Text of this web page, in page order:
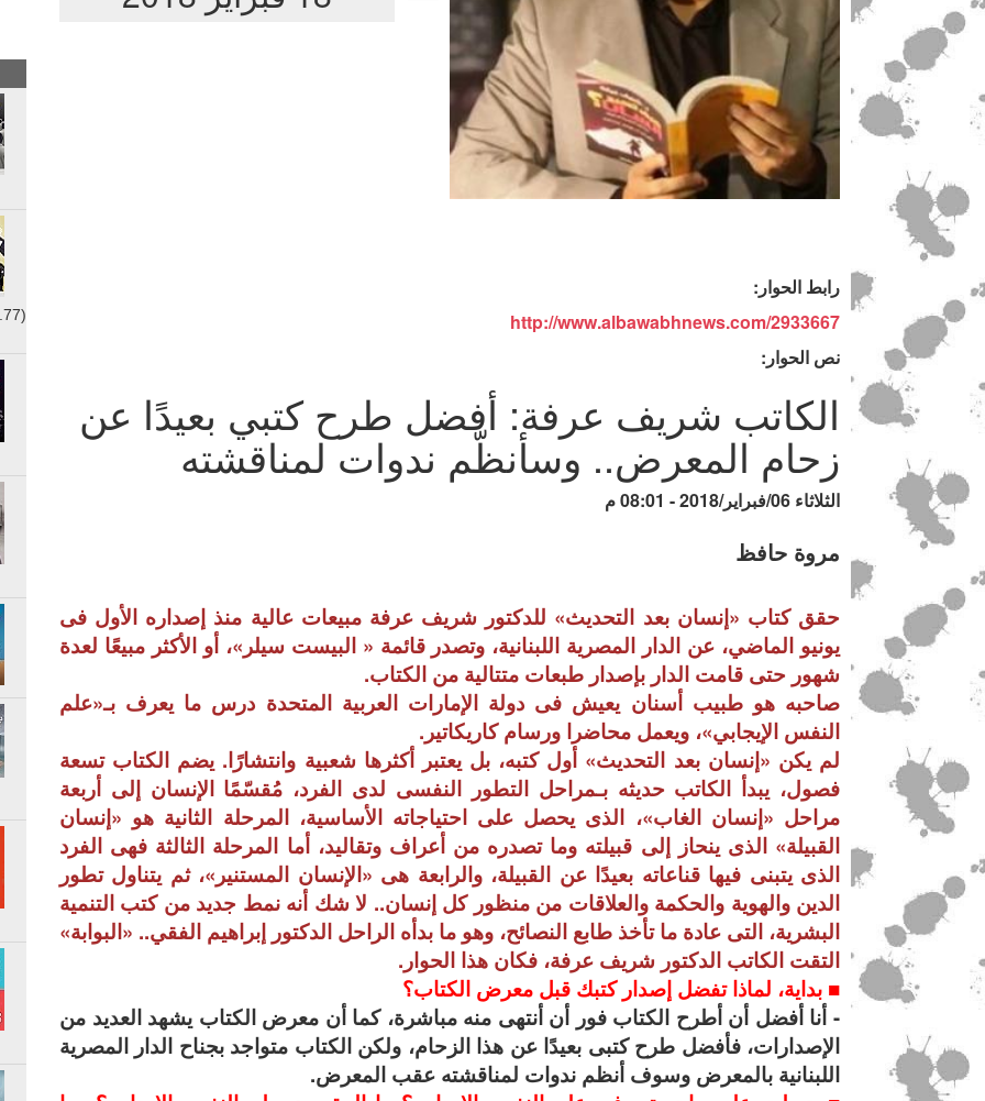
رابط الحوار:
http://www.albawabhnews.com/2933667
نص الحوار:
الكاتب شريف عرفة: أفضل طرح كتبي بعيدًا عن
زحام المعرض.. وسأنظّم ندوات لمناقشته
الثلاثاء 06/فبراير/2018 - 08:01 م
مروة حافظ
حقق كتاب «إنسان بعد التحديث» للدكتور شريف عرفة مبيعات عالية منذ إصداره الأول فى
يونيو الماضي، عن الدار المصرية اللبنانية، وتصدر قائمة « البيست سيلر»، أو الأكثر مبيعًا لعدة
شهور حتى قامت الدار بإصدار طبعات متتالية من الكتاب.
صاحبه هو طبيب أسنان يعيش فى دولة الإمارات العربية المتحدة درس ما يعرف بـ«علم
النفس الإيجابي»، ويعمل محاضرا ورسام كاريكاتير.
لم يكن «إنسان بعد التحديث» أول كتبه، بل يعتبر أكثرها شعبية وانتشارًا. يضم الكتاب تسعة
فصول، يبدأ الكاتب حديثه بـمراحل التطور النفسى لدى الفرد، مُقسّمًا الإنسان إلى أربعة
مراحل «إنسان الغاب»، الذى يحصل على احتياجاته الأساسية، المرحلة الثانية هو «إنسان
القبيلة» الذى ينحاز إلى قبيلته وما تصدره من أعراف وتقاليد، أما المرحلة الثالثة فهى الفرد
الذى يتبنى فيها قناعاته بعيدًا عن القبيلة، والرابعة هى «الإنسان المستنير»، ثم يتناول تطور
الدين والهوية والحكمة والعلاقات من منظور كل إنسان.. لا شك أنه نمط جديد من كتب التنمية
البشرية، التى عادة ما تأخذ طابع النصائح، وهو ما بدأه الراحل الدكتور إبراهيم الفقي.. «البوابة»
التقت الكاتب الدكتور شريف عرفة، فكان هذا الحوار.
■ بداية، لماذا تفضل إصدار كتبك قبل معرض الكتاب؟
- أنا أفضل أن أطرح الكتاب فور أن أنتهى منه مباشرة، كما أن معرض الكتاب يشهد العديد من
الإصدارات، فأفضل طرح كتبى بعيدًا عن هذا الزحام، ولكن الكتاب متواجد بجناح الدار المصرية
اللبنانية بالمعرض وسوف أنظم ندوات لمناقشته عقب المعرض.